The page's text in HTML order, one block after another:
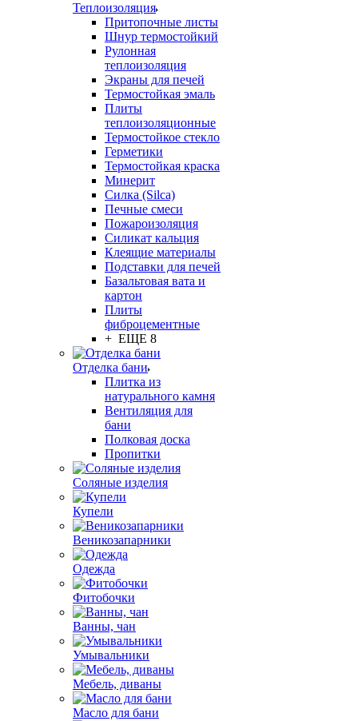
Теплоизоляция
Притопочные листы
Шнур термостойкий
Рулонная
теплоизоляция
Экраны для печей
Термостойкая эмаль
Плиты
теплоизоляционные
Термостойкое стекло
Герметики
Термостойкая краска
Минерит
Силка (Silca)
Печные смеси
Пожароизоляция
Силикат кальция
Клеящие материалы
Подставки для печей
Базальтовая вата и
картон
Плиты
фиброцементные
+ ЕЩЕ 8
Отделка бани
Плитка из
натурального камня
Вентиляция для
бани
Полковая доска
Пропитки
Соляные изделия
Купели
Веникозапарники
Одежда
Фитобочки
Ванны, чан
Умывальники
Мебель, диваны
Масло для бани